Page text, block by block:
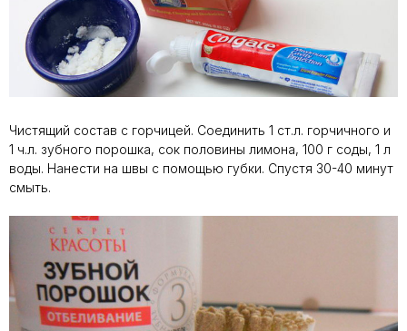
Чистящий состав с горчицей. Соединить 1 ст.л. горчичного и
1 ч.л. зубного порошка, сок половины лимона, 100 г соды, 1 л
воды. Нанести на швы с помощью губки. Спустя 30-40 минут
смыть.